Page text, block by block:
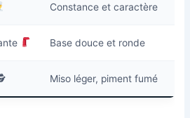
Constance et caractère
Base douce et ronde
Miso léger, piment fumé